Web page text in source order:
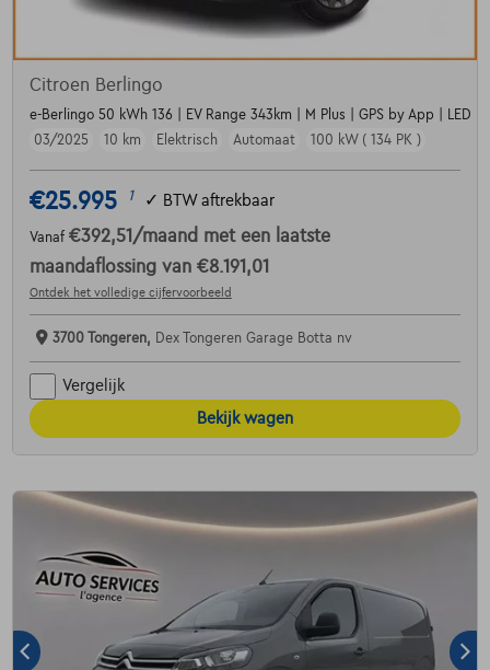
Citroen Berlingo
e-Berlingo 50 kWh 136 | EV Range 343km | M Plus | GPS by App | LED
03/2025
10 km Elektrisch Automaat 100 kW ( 134 PK )
€25.995 1 ✓ BTW aftrekbaar
Vanaf €392,51 /maand met een laatste
maandaflossing van €8.191,01
Ontdek het volledige cijfervoorbeeld
3700 Tongeren, Dex Tongeren Garage Botta nv
Vergelijk
Bekijk wagen